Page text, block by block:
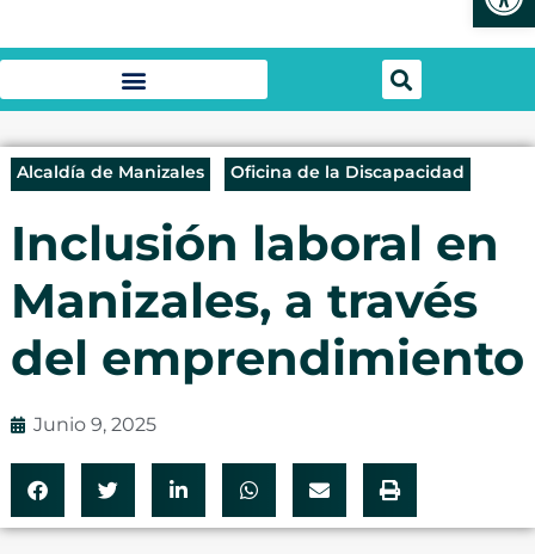
Alcaldía de Manizales Oficina de la Discapacidad
Inclusión laboral en
Manizales, a través
del emprendimiento
Junio 9, 2025